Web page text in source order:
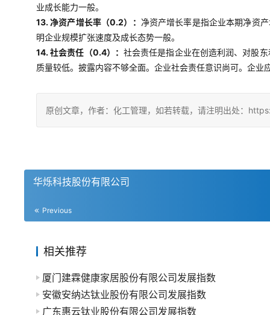
业成长能力一般。
13. 净资产增长率（0.2）： 净资产增长率是指企业本期净资
明企业规模扩张速度及成长态势一般。
14. 社会责任（0.4）： 社会责任是指企业在创造利润、对股
质量较低。披露内容不够全面。企业社会责任意识尚可。企
原创文章，作者：化工管理，如若转载，请注明出处：
华烁科技股份有限公司
Previous
相关推荐
厦门建霖健康家居股份有限公司发展指数
安徽安纳达钛业股份有限公司发展指数
广东惠云钛业股份有限公司发展指数